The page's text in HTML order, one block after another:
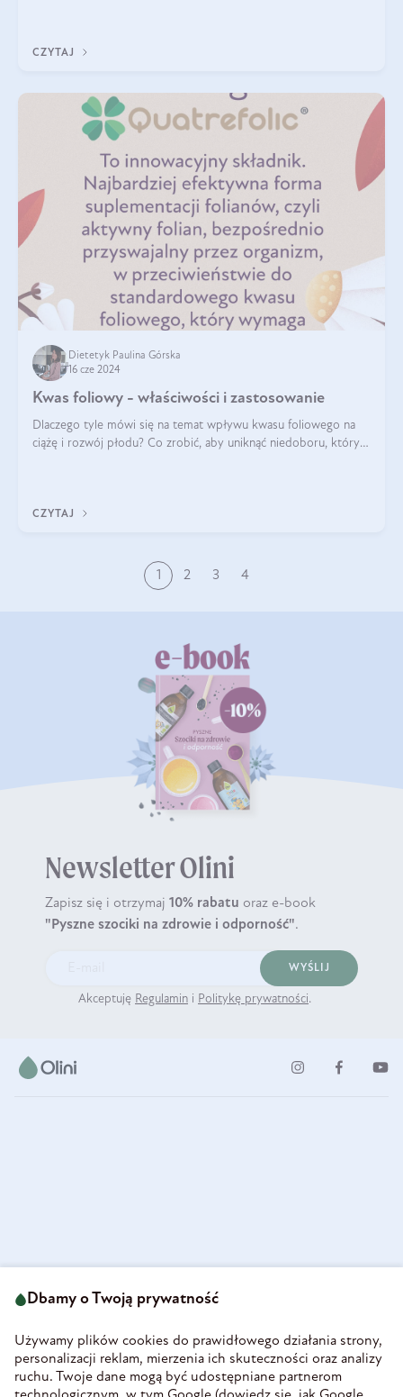
CZYTAJ
Dietetyk Paulina Górska
16 cze 2024
Kwas foliowy - właściwości i zastosowanie
Dlaczego tyle mówi się na temat wpływu kwasu foliowego na
ciążę i rozwój płodu? Co zrobić, aby uniknąć niedoboru, który
CZYTAJ
1 2 3 4
Newsletter Olini
Zapisz się i otrzymaj 10% rabatu oraz e-book
"Pyszne szociki na zdrowie i odporność".
WYŚLIJ
Akceptuję Regulamin i Politykę prywatności.
58-160 Świebodzice
REGON 890213034
INFORMACJE
Dbamy o Twoją prywatność
Używamy plików cookies do prawidłowego działania strony,
personalizacji reklam, mierzenia ich skuteczności oraz analizy
ruchu. Twoje dane mogą być udostępniane partnerom